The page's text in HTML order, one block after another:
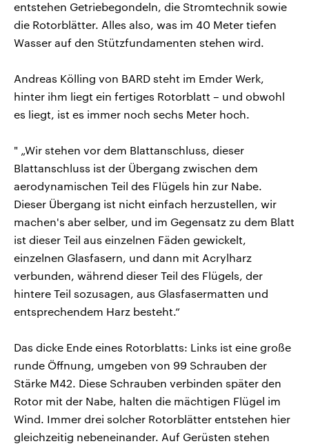
entstehen Getriebegondeln, die Stromtechnik sowie
die Rotorblätter. Alles also, was im 40 Meter tiefen
Wasser auf den Stützfundamenten stehen wird.
Andreas Kölling von BARD steht im Emder Werk,
hinter ihm liegt ein fertiges Rotorblatt – und obwohl
es liegt, ist es immer noch sechs Meter hoch.
" „Wir stehen vor dem Blattanschluss, dieser
Blattanschluss ist der Übergang zwischen dem
aerodynamischen Teil des Flügels hin zur Nabe.
Dieser Übergang ist nicht einfach herzustellen, wir
machen's aber selber, und im Gegensatz zu dem Blatt
ist dieser Teil aus einzelnen Fäden gewickelt,
einzelnen Glasfasern, und dann mit Acrylharz
verbunden, während dieser Teil des Flügels, der
hintere Teil sozusagen, aus Glasfasermatten und
entsprechendem Harz besteht.“
Das dicke Ende eines Rotorblatts: Links ist eine große
runde Öffnung, umgeben von 99 Schrauben der
Stärke M42. Diese Schrauben verbinden später den
Rotor mit der Nabe, halten die mächtigen Flügel im
Wind. Immer drei solcher Rotorblätter entstehen hier
gleichzeitig nebeneinander. Auf Gerüsten stehen